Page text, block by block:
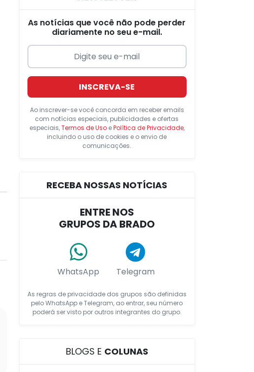
As notícias que você não pode perder
diariamente no seu e-mail.
INSCREVA-SE
Ao inscrever-se você concorda em receber emails
com notícias especiais, publicidades e ofertas
especiais,Termos de UsoePolítica de Privacidade,
incluindo o uso de cookies e o envio de
comunicações.
RECEBA NOSSAS NOTÍCIAS
ENTRE NOS
GRUPOS DA BRADO
WhatsApp Telegram
As regras de privacidade dos grupos são definidas
pelo WhatsApp e Telegram, ao entrar, seu número
poderá ser visto por outros integrantes do grupo.
BLOGS E COLUNAS